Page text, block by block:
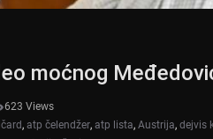
moćnog
623 Views
, atp čelendžer, atp lista, Austrija, dejvis